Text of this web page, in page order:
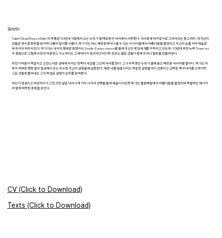
Biography
Calem Glover(Kingscribbler) 의 작품은 80년대 가정에서 쓰는 수화기 옆 메모장의 낙서에서 시작됐다. 낙서장에 마구잡이로 그어져있는 동그라미, 대각선의
선들은 연속된 동작을 보이며 나름의 질서를 이룬다. 작가가는 어느 메모장에서나 볼 수 있는 이 낙서들에서 아름다움을 발견하고 자신의 손을 거쳐 예술로
써 우리와 마주시킨다. 작가가는 낙서의 형태로 표현하는 Doodle-Expressionism을 통해 자신의 작업세계를 구축하고 있는데, 90년대 후반 뉴욕 Street art
의 경험으로 그림에 속도와 퍼포먼스가 느껴지는 그래피티의 획과 미끄러지듯 흐르는 얇은 선들이 함께 드러나 밀도를 만들어낸다.
무언가 마음이 복잡하고 소란스러운 상태에 우리는 반복되게 선을 그으며 낙서를 한다. 그가 주목했던 수화기 옆에 놓인 메모장 낙서처럼 말이다. 작가는 외
부의 어떠한 영향 없이 일상에서 오는 무수한 자신의 감정들에 집중한다. 때로 뇌를 침잠시키는 복잡한 감정들까지 선명하고 산뜻한 색과 낙서를 끄적이듯
그은 선들로 풀어내는 그의 작업은 감정의 승화를 보여준다.
어딘가 엉성하고 어린아이가 그린 것만 같은 낙서가 작가의 시각과 선택을 통해 예술이 되었듯 작가는 불완벽함에서 아름다움을 발견하며 폭발적인 에너지
와 함께 따듯한 포용을 보인다
CV (Click to Download)
Texts (Click to Download)